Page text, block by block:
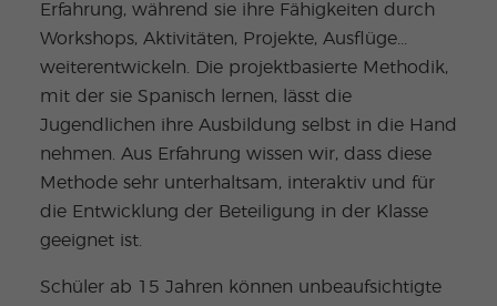
Erfahrung, während sie ihre Fähigkeiten durch
Workshops, Aktivitäten, Projekte, Ausflüge...
weiterentwickeln. Die projektbasierte Methodik,
mit der sie Spanisch lernen, lässt die
Jugendlichen ihre Ausbildung selbst in die Hand
nehmen. Aus Erfahrung wissen wir, dass diese
Methode sehr unterhaltsam, interaktiv und für
die Entwicklung der Beteiligung in der Klasse
geeignet ist.
Schüler ab 15 Jahren können unbeaufsichtigte